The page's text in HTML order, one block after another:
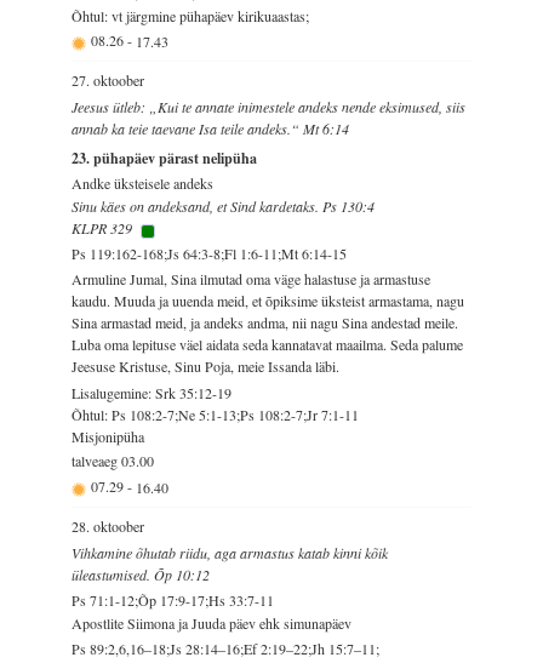
Õhtul: vt järgmine pühapäev kirikuaastas;
08.26- 17.43
27. oktoober
Jeesus ütleb: „Kui te annate inimestele andeks nende eksimused, siis
annab ka teie taevane Isa teile andeks.“ Mt 6:14
23. pühapäev pärast nelipüha
Andke üksteisele andeks
Sinu käes on andeksand, et Sind kardetaks. Ps 130:4
KLPR 329
Ps 119:162-168;Js 64:3-8;Fl 1:6-11;Mt 6:14-15
Armuline Jumal, Sina ilmutad oma väge halastuse ja armastuse
kaudu. Muuda ja uuenda meid, et õpiksime üksteist armastama, nagu
Sina armastad meid, ja andeks andma, nii nagu Sina andestad meile.
Luba oma lepituse väel aidata seda kannatavat maailma. Seda palume
Jeesuse Kristuse, Sinu Poja, meie Issanda läbi.
Lisalugemine: Srk 35:12-19
Õhtul: Ps 108:2-7;Ne 5:1-13;Ps 108:2-7;Jr 7:1-11
Misjonipüha
talveaeg03.00
07.29- 16.40
28. oktoober
Vihkamine õhutab riidu, aga armastus katab kinni kõik
üleastumised. Õp 10:12
Ps 71:1-12;Õp 17:9-17;Hs 33:7-11
Apostlite Siimona ja Juuda päev ehk simunapäev
Ps 89:2,6,16–18;Js 28:14–16;Ef 2:19–22;Jh 15:7–11;